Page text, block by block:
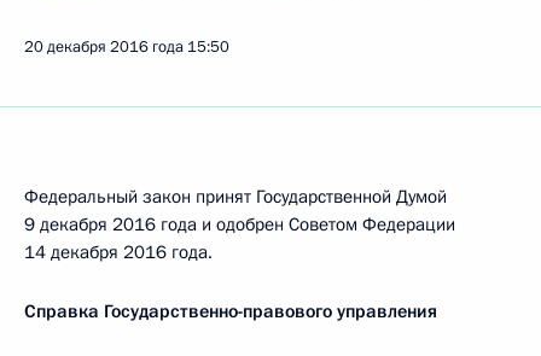
20 декабря 2016 года 15:50
Федеральный закон принят Государственной Думой
9 декабря 2016 года и одобрен Советом Федерации
14 декабря 2016 года.
Справка Государственно-правового управления